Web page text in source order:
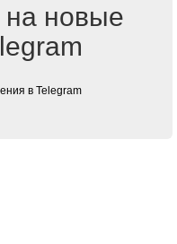
новые
в Telegram